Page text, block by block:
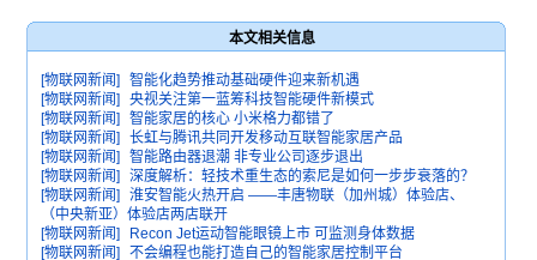
本文相关信息
[物联网新闻]
智能化趋势推动基础硬件迎来新机遇
[物联网新闻]
央视关注第一蓝筹科技智能硬件新模式
[物联网新闻]
智能家居的核心 小米格力都错了
[物联网新闻]
长虹与腾讯共同开发移动互联智能家居产品
[物联网新闻]
智能路由器退潮 非专业公司逐步退出
[物联网新闻]
深度解析：轻技术重生态的索尼是如何一步步衰落的？
[物联网新闻]
淮安智能火热开启 ——丰唐物联（加州城）体验店、
（中央新亚）体验店两店联开
[物联网新闻]
Recon Jet运动智能眼镜上市 可监测身体数据
[物联网新闻]
不会编程也能打造自己的智能家居控制平台